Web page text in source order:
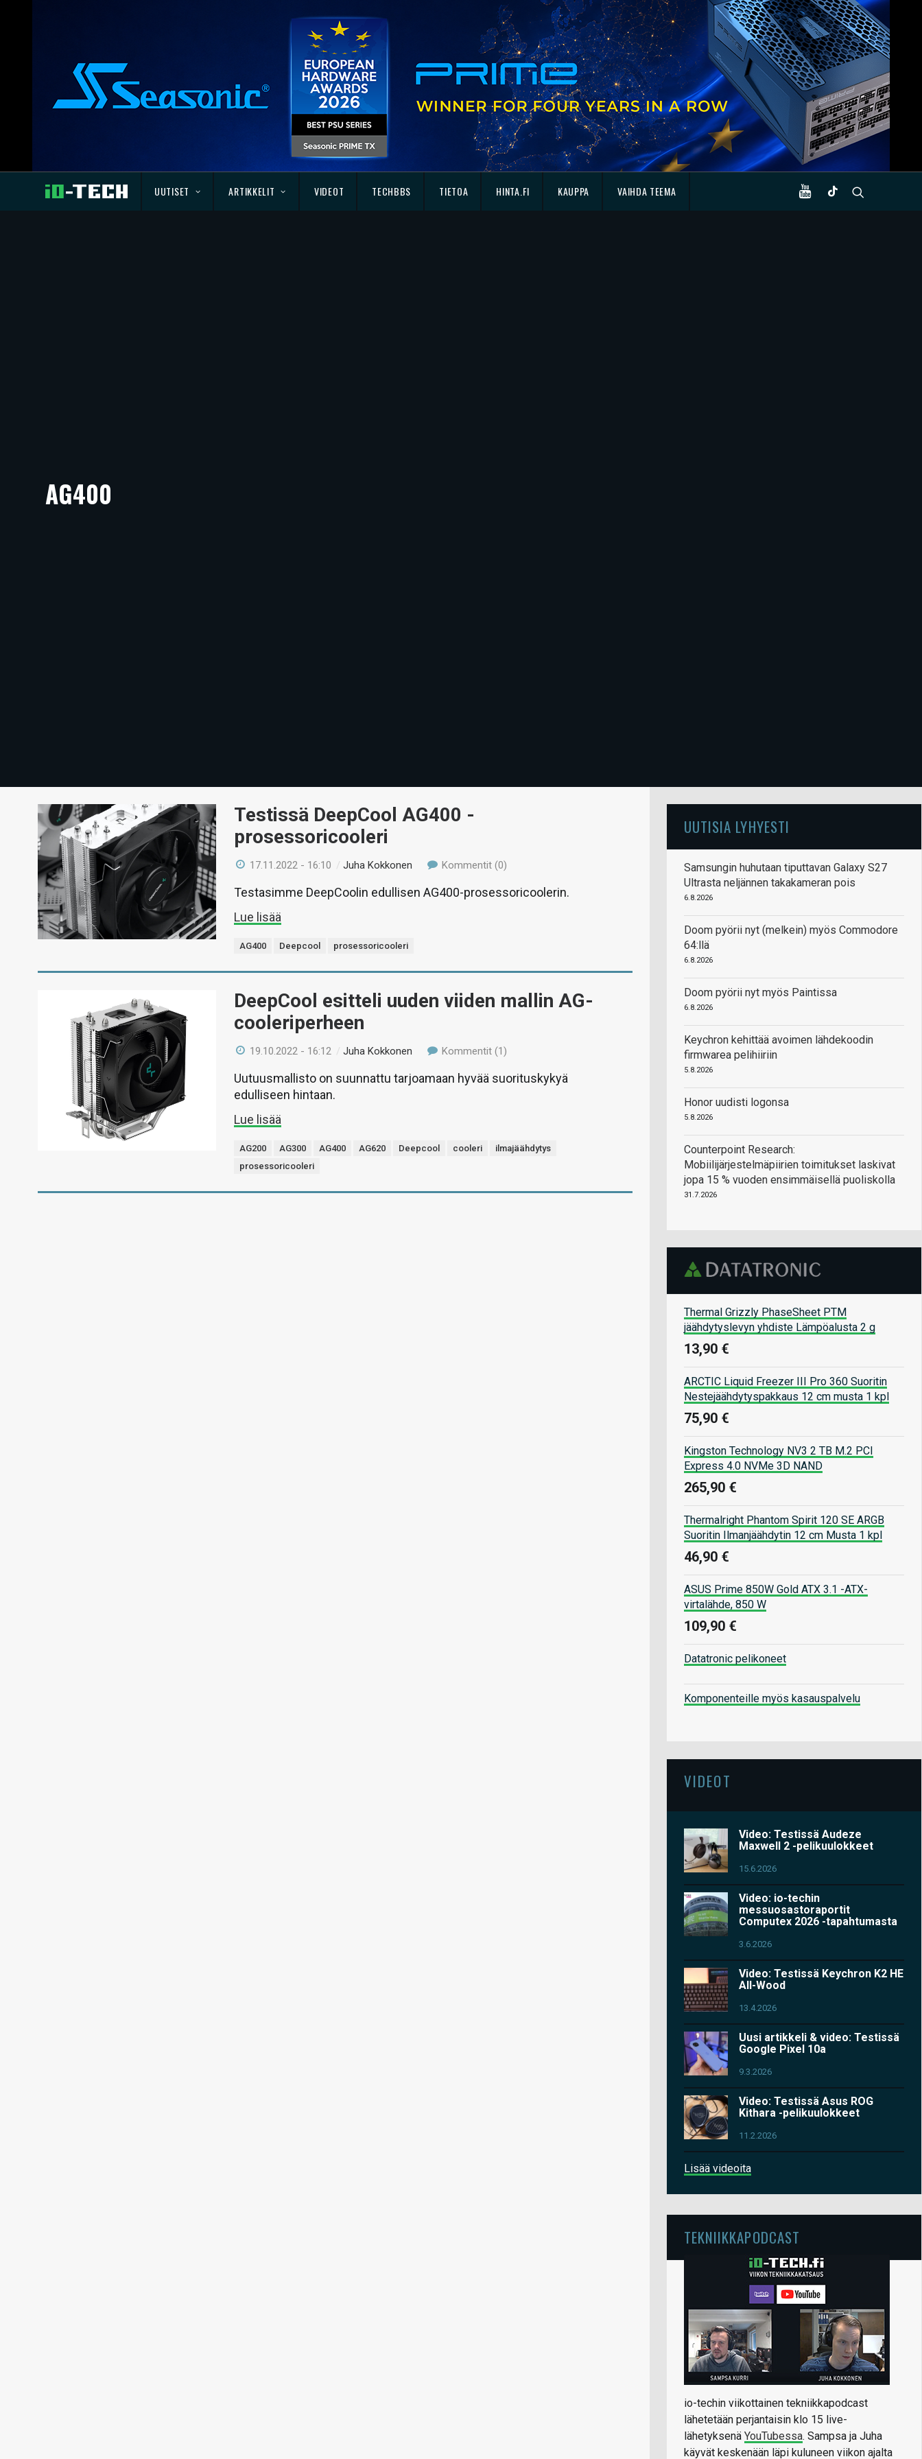
UUTISET ARTIKKELIT VIDEOT TECHBBS TIETOA HINTA.FI KAUPPA VAIHDA TEEMA
AG400
Testissä DeepCool AG400 -
prosessoricooleri
17.11.2022 - 16:10 /Juha Kokkonen Kommentit (0)
Testasimme DeepCoolin edullisen AG400-prosessoricoolerin.
Lue lisää
AG400 Deepcool prosessoricooleri
DeepCool esitteli uuden viiden mallin AG-
cooleriperheen
19.10.2022 - 16:12 /Juha Kokkonen Kommentit (1)
Uutuusmallisto on suunnattu tarjoamaan hyvää suorituskykyä
edulliseen hintaan.
Lue lisää
AG200 AG300 AG400 AG620 Deepcool cooleri
ilmajäähdytys
prosessoricooleri
UUTISIA LYHYESTI
Samsungin huhutaan tiputtavan Galaxy S27
Ultrasta neljännen takakameran pois
6.8.2026
Doom pyörii nyt (melkein) myös Commodore
64:llä
6.8.2026
Doom pyörii nyt myös Paintissa
6.8.2026
Keychron kehittää avoimen lähdekoodin
firmwarea pelihiiriin
5.8.2026
Honor uudisti logonsa
5.8.2026
Counterpoint Research:
Mobiilijärjestelmäpiirien toimitukset laskivat
jopa 15 % vuoden ensimmäisellä puoliskolla
31.7.2026
Thermal Grizzly PhaseSheet PTM
jäähdytyslevyn yhdiste Lämpöalusta 2 g
13,90 €
ARCTIC Liquid Freezer III Pro 360 Suoritin
Nestejäähdytyspakkaus 12 cm musta 1 kpl
75,90 €
Kingston Technology NV3 2 TB M.2 PCI
Express 4.0 NVMe 3D NAND
265,90 €
Thermalright Phantom Spirit 120 SE ARGB
Suoritin Ilmanjäähdytin 12 cm Musta 1 kpl
46,90 €
ASUS Prime 850W Gold ATX 3.1 -ATX-
virtalähde, 850 W
109,90 €
Datatronic pelikoneet
Komponenteille myös kasauspalvelu
VIDEOT
Video: Testissä Audeze
Maxwell 2 -pelikuulokkeet
15.6.2026
Video: io-techin
messuosastoraportit
Computex 2026 -tapahtumasta
3.6.2026
Video: Testissä Keychron K2 HE
All-Wood
13.4.2026
Uusi artikkeli & video: Testissä
Google Pixel 10a
9.3.2026
Video: Testissä Asus ROG
Kithara -pelikuulokkeet
11.2.2026
Lisää videoita
TEKNIIKKAPODCAST
io-techin viikottainen tekniikkapodcast
lähetetään perjantaisin klo 15 live-
lähetyksenä YouTubessa. Sampsa ja Juha
käyvät keskenään läpi kuluneen viikon ajalta